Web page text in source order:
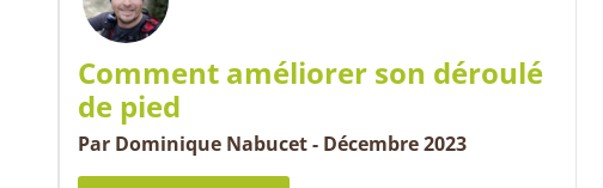
Comment améliorer son déroulé
de pied
Par Dominique Nabucet - Décembre 2023